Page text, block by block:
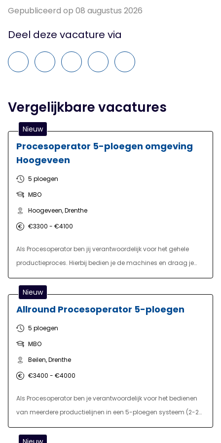
Gepubliceerd op 08 augustus 2026
Deel deze vacature via
Vergelijkbare vacatures
Nieuw
Procesoperator 5-ploegen omgeving
Hoogeveen
5 ploegen
MBO
Hoogeveen, Drenthe
€3300 - €4100
Als Procesoperator ben jij verantwoordelijk voor het gehele
productieproces. Hierbij bedien je de machines en draag je
verantwoordelijkheid voor de lijnen die je ombouwt en afstelt.
Hierbij voer je controles uit volgens de kwaliteitsnormen die
streng gehanteerd worden. Is er een kleine storing? Dan is aan
een grote storing schakel je de hulp in van de technische
dienst.
Nieuw
Allround Procesoperator 5-ploegen
5 ploegen
MBO
Beilen, Drenthe
€3400 - €4000
Als Procesoperator ben je verantwoordelijk voor het bedienen
van meerdere productielijnen in een 5-ploegen systeem (2-2-
2). Hierbij probeer je storingen zoveel mogelijk te voorkomen en
als deze aanwezig zijn, weet jij de kleine storingen op te lossen!